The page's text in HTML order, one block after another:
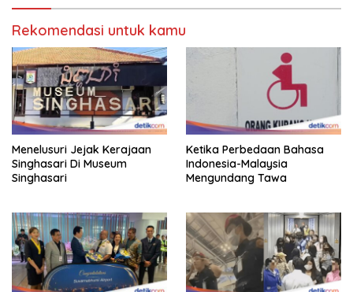
Rekomendasi untuk kamu
Menelusuri Jejak Kerajaan
Singhasari Di Museum
Singhasari
Ketika Perbedaan Bahasa
Indonesia-Malaysia
Mengundang Tawa